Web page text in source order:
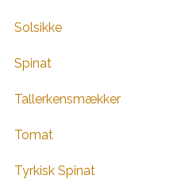
Solsikke
Spinat
Tallerkensmækker
Tomat
Tyrkisk Spinat